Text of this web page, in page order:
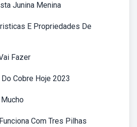
Junina Menina
E Propriedades De
Fazer
Cobre Hoje 2023
Com Tres Pilhas